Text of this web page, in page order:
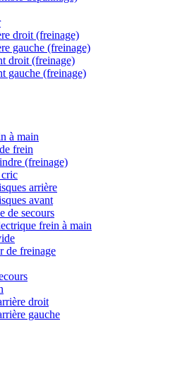
droit (freinage)
gauche (freinage)
droit (freinage)
gauche (freinage)
à main
frein
(freinage)
arrière
avant
de secours
frein à main
de freinage
droit
gauche